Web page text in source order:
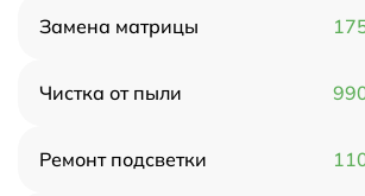
Замена матрицы
Чистка от пыли
Ремонт подсветки